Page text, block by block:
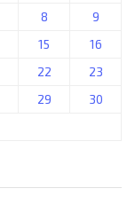
8
9
15
16
22
23
29
30